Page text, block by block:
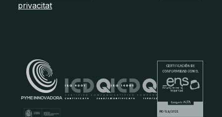
privacitat